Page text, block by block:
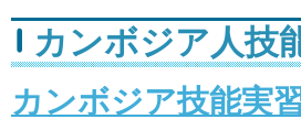
カンボジア人技
カンボジア技能実